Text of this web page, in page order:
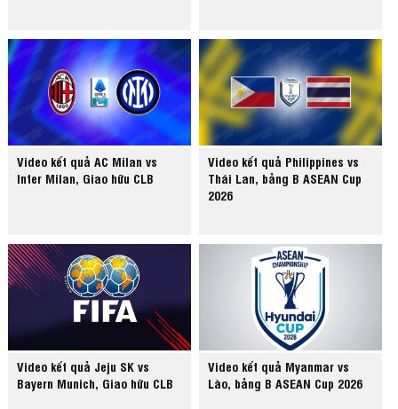
Video kết quả AC Milan vs
Inter Milan, Giao hữu CLB
Video kết quả Philippines vs
Thái Lan, bảng B ASEAN Cup
2026
Video kết quả Jeju SK vs
Bayern Munich, Giao hữu CLB
Video kết quả Myanmar vs
Lào, bảng B ASEAN Cup 2026